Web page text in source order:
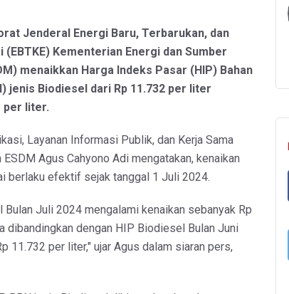
Jenderal Energi Baru, Terbarukan, dan
Kementerian Energi dan Sumber
menaikkan Harga Indeks Pasar (HIP) Bahan
jenis Biodiesel dari Rp 11.732 per liter
per liter.
Layanan Informasi Publik, dan Kerja Sama
Agus Cahyono Adi mengatakan, kenaikan
berlaku efektif sejak tanggal 1 Juli 2024.
Juli 2024 mengalami kenaikan sebanyak Rp
dibandingkan dengan HIP Biodiesel Bulan Juni
11.732 per liter," ujar Agus dalam siaran pers,